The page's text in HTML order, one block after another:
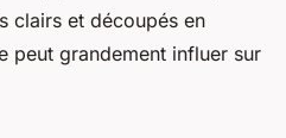
clairs et découpés en
peut grandement influer sur